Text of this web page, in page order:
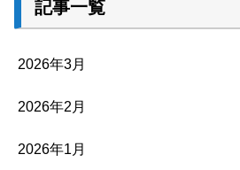
記事一覧
2026年3月
2026年2月
2026年1月